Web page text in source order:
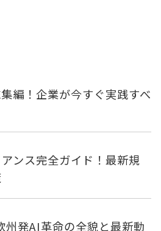
編！企業が今すぐ実践すべ
ンス完全ガイド！最新規
発AI革命の全貌と最新動